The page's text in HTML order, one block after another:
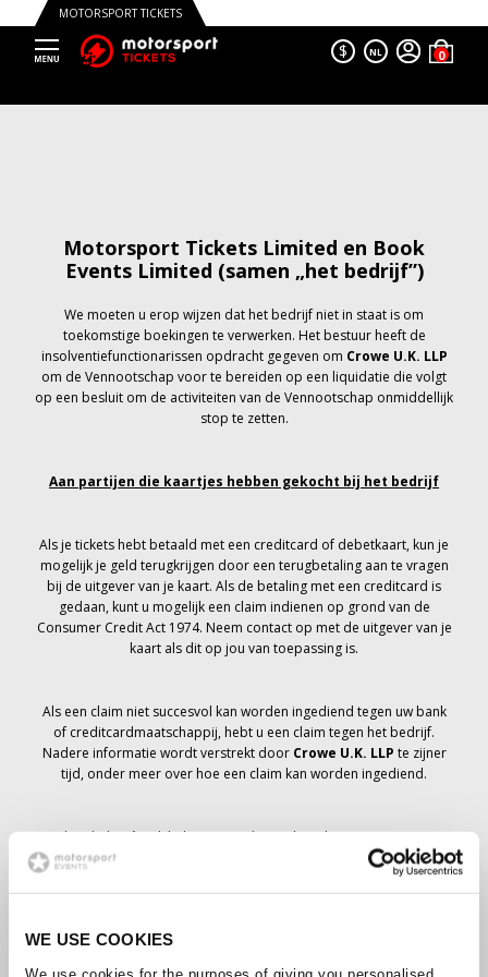
WE USE COOKIES
MOTORSPORT TICKETS
$ NL
Motorsport Tickets Limited en Book
Events Limited (samen „het bedrijf”)
We moeten u erop wijzen dat het bedrijf niet in staat is om
toekomstige boekingen te verwerken. Het bestuur heeft de
insolventiefunctionarissen opdracht gegeven om Crowe U.K. LLP
om de Vennootschap voor te bereiden op een liquidatie die volgt
op een besluit om de activiteiten van de Vennootschap onmiddellijk
stop te zetten.
Aan partijen die kaartjes hebben gekocht bij het bedrijf
Als je tickets hebt betaald met een creditcard of debetkaart, kun je
mogelijk je geld terugkrijgen door een terugbetaling aan te vragen
bij de uitgever van je kaart. Als de betaling met een creditcard is
gedaan, kunt u mogelijk een claim indienen op grond van de
Consumer Credit Act 1974. Neem contact op met de uitgever van je
kaart als dit op jou van toepassing is.
Als een claim niet succesvol kan worden ingediend tegen uw bank
of creditcardmaatschappij, hebt u een claim tegen het bedrijf.
Nadere informatie wordt verstrekt door Crowe U.K. LLP te zijner
tijd, onder meer over hoe een claim kan worden ingediend.
Als je hebtnietIk heb een annuleringsbericht ontvangen met
betrekking tot je ticketbestelling, je boeking is niet geannuleerd en
er wordt verwacht dat je de tickets die je hebt besteld te zijner tijd
zult ontvangen. Het management van het bedrijf werkt samen met